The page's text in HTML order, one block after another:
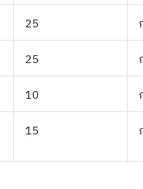
25
25
10
15